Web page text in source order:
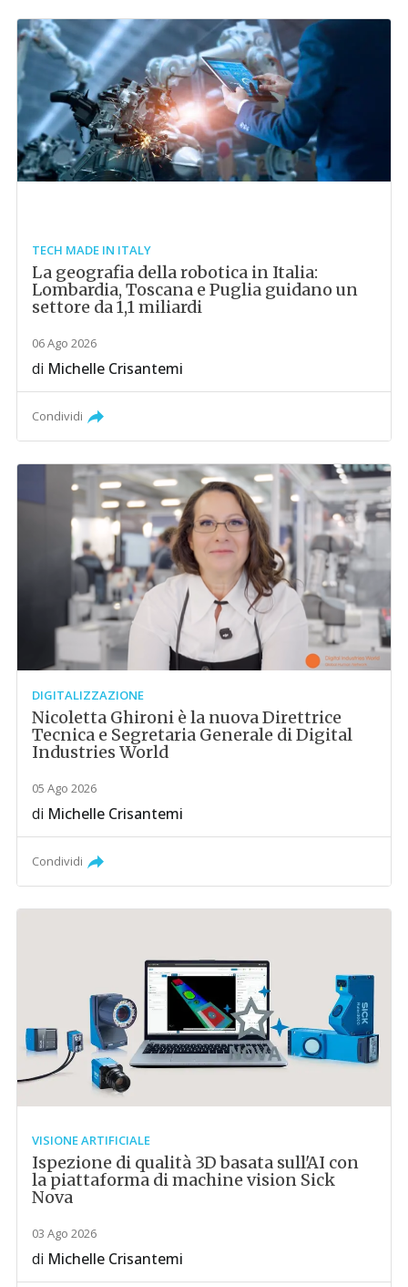
TECH MADE IN ITALY
La geografia della robotica in Italia:
Lombardia, Toscana e Puglia guidano un
settore da 1,1 miliardi
06 Ago 2026
di Michelle Crisantemi
Condividi
DIGITALIZZAZIONE
Nicoletta Ghironi è la nuova Direttrice
Tecnica e Segretaria Generale di Digital
Industries World
05 Ago 2026
di Michelle Crisantemi
Condividi
VISIONE ARTIFICIALE
Ispezione di qualità 3D basata sull'AI con
la piattaforma di machine vision Sick
Nova
03 Ago 2026
di Michelle Crisantemi